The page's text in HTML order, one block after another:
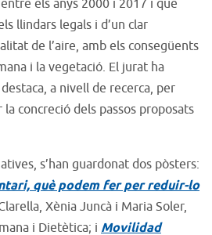
els anys 2000 i 2017 i que
llindars legals i d’un clar
de l’aire, amb els consegüents
i la vegetació. El jurat ha
a nivell de recerca, per
concreció dels passos proposats
s’han guardonat dos pòsters:
què podem fer per reduir-lo
Xènia Juncà i Maria Soler,
i Dietètica; i Movilidad